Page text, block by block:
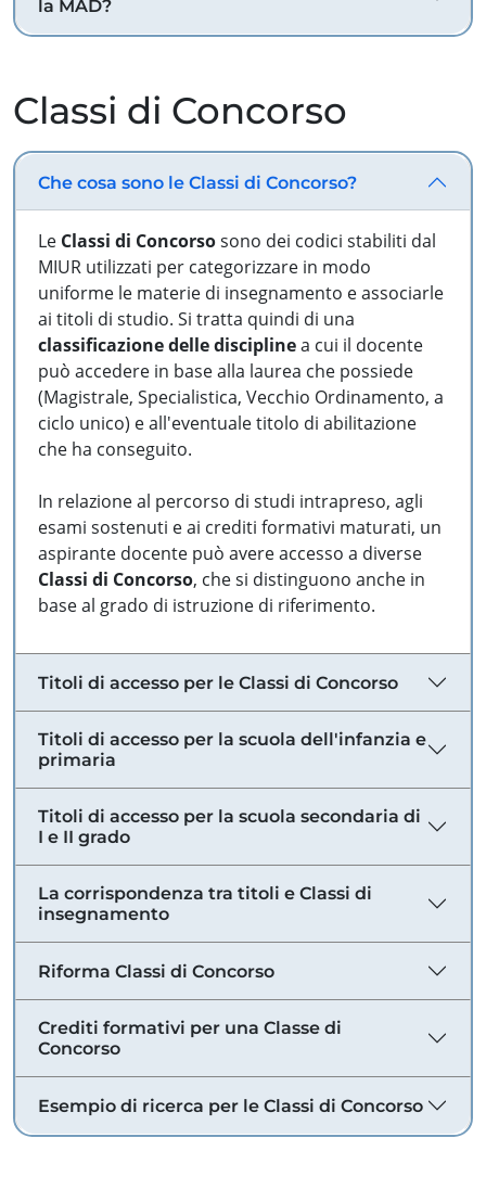
la MAD?
Classi di Concorso
Che cosa sono le Classi di Concorso?
Le Classi di Concorsosono dei codici stabiliti dal
MIUR utilizzati per categorizzare in modo
uniforme le materie di insegnamento e associarle
ai titoli di studio. Si tratta quindi di una
classificazione delle disciplinea cui il docente
può accedere in base alla laurea che possiede
(Magistrale, Specialistica, Vecchio Ordinamento, a
ciclo unico) e all'eventuale titolo di abilitazione
che ha conseguito.
In relazione al percorso di studi intrapreso, agli
esami sostenuti e ai crediti formativi maturati, un
aspirante docente può avere accesso a diverse
Classi di Concorso, che si distinguono anche in
base al grado di istruzione di riferimento.
Titoli di accesso per le Classi di Concorso
Titoli di accesso per la scuola dell'infanzia e
primaria
Titoli di accesso per la scuola secondaria di
I e II grado
La corrispondenza tra titoli e Classi di
insegnamento
Riforma Classi di Concorso
Crediti formativi per una Classe di
Concorso
Esempio di ricerca per le Classi di Concorso